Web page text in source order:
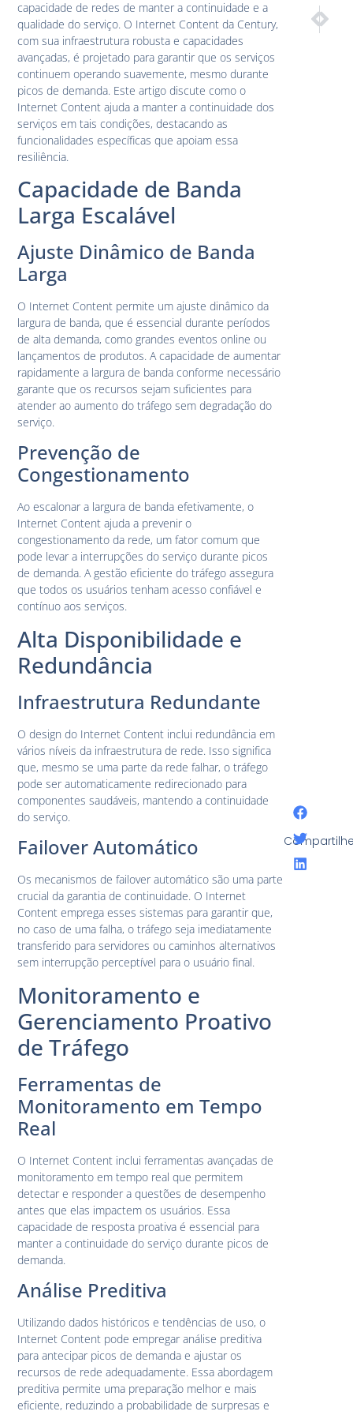
capacidade de redes de manter a continuidade e a
qualidade do serviço. O Internet Content da Century,
com sua infraestrutura robusta e capacidades
avançadas, é projetado para garantir que os serviços
continuem operando suavemente, mesmo durante
picos de demanda. Este artigo discute como o
Internet Content ajuda a manter a continuidade dos
serviços em tais condições, destacando as
funcionalidades específicas que apoiam essa
resiliência.
Capacidade de Banda
Larga Escalável
Ajuste Dinâmico de Banda
Larga
O Internet Content permite um ajuste dinâmico da
largura de banda, que é essencial durante períodos
de alta demanda, como grandes eventos online ou
lançamentos de produtos. A capacidade de aumentar
rapidamente a largura de banda conforme necessário
garante que os recursos sejam suficientes para
atender ao aumento do tráfego sem degradação do
serviço.
Prevenção de
Congestionamento
Ao escalonar a largura de banda efetivamente, o
Internet Content ajuda a prevenir o
congestionamento da rede, um fator comum que
pode levar a interrupções do serviço durante picos
de demanda. A gestão eficiente do tráfego assegura
que todos os usuários tenham acesso confiável e
contínuo aos serviços.
Alta Disponibilidade e
Redundância
Infraestrutura Redundante
O design do Internet Content inclui redundância em
vários níveis da infraestrutura de rede. Isso significa
que, mesmo se uma parte da rede falhar, o tráfego
pode ser automaticamente redirecionado para
componentes saudáveis, mantendo a continuidade
do serviço.
Failover Automático
Os mecanismos de failover automático são uma parte
crucial da garantia de continuidade. O Internet
Content emprega esses sistemas para garantir que,
no caso de uma falha, o tráfego seja imediatamente
transferido para servidores ou caminhos alternativos
sem interrupção perceptível para o usuário final.
Monitoramento e
Gerenciamento Proativo
de Tráfego
Ferramentas de
Monitoramento em Tempo
Real
O Internet Content inclui ferramentas avançadas de
monitoramento em tempo real que permitem
detectar e responder a questões de desempenho
antes que elas impactem os usuários. Essa
capacidade de resposta proativa é essencial para
manter a continuidade do serviço durante picos de
demanda.
Análise Preditiva
Utilizando dados históricos e tendências de uso, o
Internet Content pode empregar análise preditiva
para antecipar picos de demanda e ajustar os
recursos de rede adequadamente. Essa abordagem
preditiva permite uma preparação melhor e mais
eficiente, reduzindo a probabilidade de surpresas e
Internet